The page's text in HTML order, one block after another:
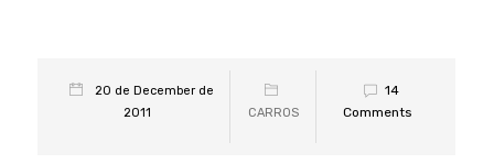
20 de December de
2011
CARROS
14
Comments